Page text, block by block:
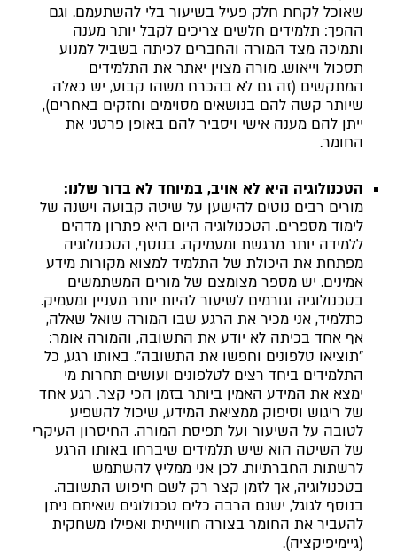
שאוכל לקחת חלק פעיל בשיעור בלי להשתעמם. וגם
ההפך: תלמידים חלשים צריכים לקבל יותר מענה
ותמיכה מצד המורה והחברים לכיתה בשביל למנוע
תסכול וייאוש. מורה מצוין יאתר את התלמידים
המתקשים (זה גם לא בהכרח משהו קבוע, יש כאלה
שיותר קשה להם בנושאים מסוימים וחזקים באחרים),
ייתן להם מענה אישי ויסביר להם באופן פרטני את
החומר.
הטכנולוגיה היא לא אויב, במיוחד לא בדור שלנו:
מורים רבים נוטים להישען על שיטה קבועה וישנה של
לימוד מספרים. הטכנולוגיה היום היא פתרון מדהים
ללמידה יותר מרגשת ומעמיקה. בנוסף, הטכנולוגיה
מפתחת את היכולת של התלמיד למצוא מקורות מידע
אמינים. יש מספר מצומצם של מורים המשתמשים
בטכנולוגיה וגורמים לשיעור להיות יותר מעניין ומעמיק.
כתלמיד, אני מכיר את הרגע שבו המורה שואל שאלה,
אף אחד בכיתה לא יודע את התשובה, והמורה אומר:
"תוציאו טלפונים וחפשו את התשובה". באותו רגע, כל
התלמידים ביחד רצים לטלפונים ועושים תחרות מי
ימצא את המידע האמין ביותר בזמן הכי קצר. רגע אחד
של ריגוש וסיפוק ממציאת המידע, שיכול להשפיע
לטובה על השיעור ועל תפיסת המורה. החיסרון העיקרי
של השיטה הוא שיש תלמידים שיברחו באותו הרגע
לרשתות החברתיות. לכן אני ממליץ להשתמש
בטכנולוגיה, אך לזמן קצר רק לשם חיפוש התשובה.
בנוסף לגוגל, ישנם הרבה כלים טכנולוגים שאיתם ניתן
להעביר את החומר בצורה חווייתית ואפילו משחקית
(גיימיפיקציה).